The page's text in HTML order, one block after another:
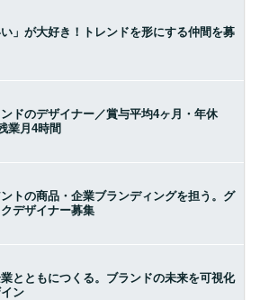
い」が大好き！トレンドを形にする仲間を募
ドのデザイナー／賞与平均4ヶ月・年休
業月4時間
トの商品・企業ブランディングを担う。グ
デザイナー募集
業とともにつくる。ブランドの未来を可視化
ン